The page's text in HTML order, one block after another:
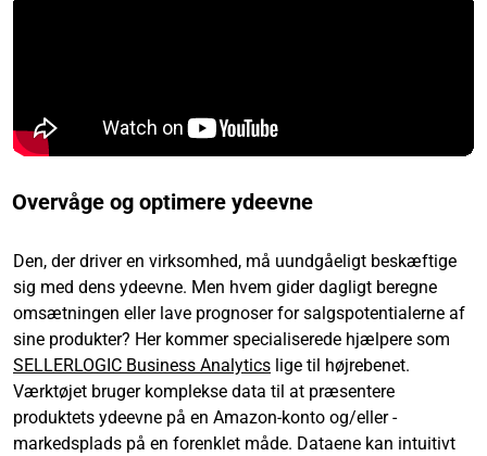
Overvåge og optimere ydeevne
Den, der driver en virksomhed, må uundgåeligt beskæftige
sig med dens ydeevne. Men hvem gider dagligt beregne
omsætningen eller lave prognoser for salgspotentialerne af
sine produkter? Her kommer specialiserede hjælpere som
SELLERLOGIC Business Analytics lige til højrebenet.
Værktøjet bruger komplekse data til at præsentere
produktets ydeevne på en Amazon-konto og/eller -
markedsplads på en forenklet måde. Dataene kan intuitivt